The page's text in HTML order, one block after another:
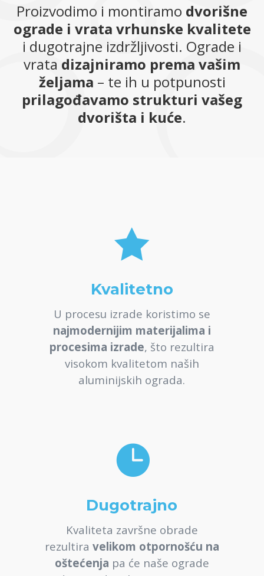
Proizvodimo i montiramo dvorišne
ograde i vrata vrhunske kvalitete
i dugotrajne izdržljivosti. Ograde i
vrata dizajniramo prema vašim
željama – te ih u potpunosti
prilagođavamo strukturi vašeg
dvorišta i kuće.

Kvalitetno
U procesu izrade koristimo se
najmodernijim materijalima i
procesima izrade, što rezultira
visokom kvalitetom naših
aluminijskih ograda.

Dugotrajno
Kvaliteta završne obrade
rezultira velikom otpornošću na
oštećenja pa će naše ograde